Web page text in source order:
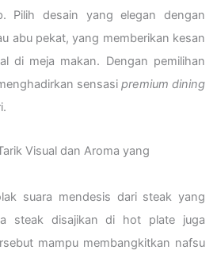
Pilih desain yang elegan dengan
abu pekat, yang memberikan kesan
di meja makan. Dengan pemilihan
sensasi premium dining
Visual dan Aroma yang
suara mendesis dari steak yang
steak disajikan di hot plate juga
mampu membangkitkan nafsu